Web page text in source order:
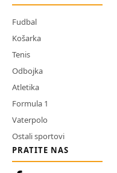
Fudbal
Košarka
Tenis
Odbojka
Atletika
Formula 1
Vaterpolo
Ostali sportovi
PRATITE NAS